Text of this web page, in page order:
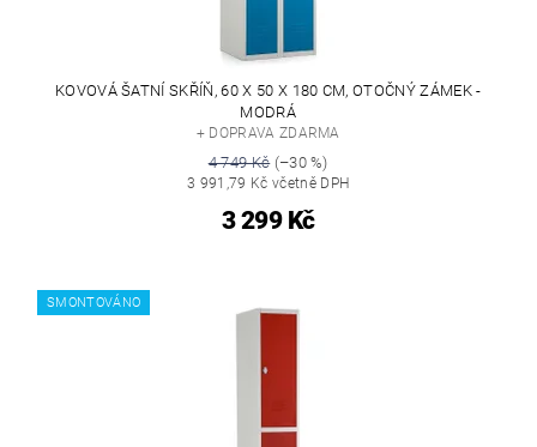
KOVOVÁ ŠATNÍ SKŘÍŇ, 60 X 50 X 180 CM, OTOČNÝ ZÁMEK -
MODRÁ
+ DOPRAVA ZDARMA
4 749 Kč(–30 %)
3 991,79 Kč včetně DPH
3 299 Kč
SMONTOVÁNO